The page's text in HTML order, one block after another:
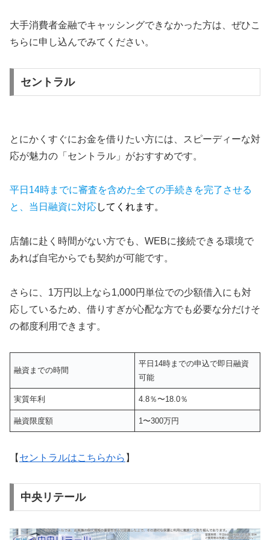
大手消費者金融でキャッシングできなかった方は、ぜひこ
ちらに申し込んでみてください。
セントラル
とにかくすぐにお金を借りたい方には、スピーディーな対
応が魅力の「セントラル」がおすすめです。
平日14時までに審査を含めた全ての手続きを完了させる
と、当日融資に対応してくれます。
店舗に赴く時間がない方でも、WEBに接続できる環境で
あれば自宅からでも契約が可能です。
さらに、1万円以上なら1,000円単位での少額借入にも対
応しているため、借りすぎが心配な方でも必要な分だけそ
の都度利用できます。
融資までの時間
平日14時までの申込で即日融資
可能
実質年利 4.8％〜18.0％
融資限度額 1〜300万円
【 セントラルはこちらから 】
中央リテール